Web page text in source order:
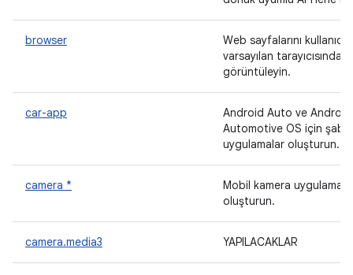
browser
Web sayfalarını
varsayılan tarayıcısında
görüntüleyin.
car-app
Android Auto ve Android
Automotive OS için
uygulamalar oluşturun.
camera *
Mobil kamera
oluşturun.
camera.media3 YAPILACAKLAR